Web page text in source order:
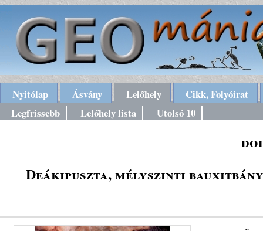
Nyitólap Ásvány Lelőhely
Cikk, Folyóirat
Legfrissebb
Lelőhely lista Utolsó 10
Deákipuszta, mélyszinti